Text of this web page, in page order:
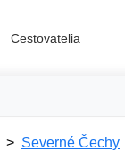
Cestovatelia
Severné Čechy